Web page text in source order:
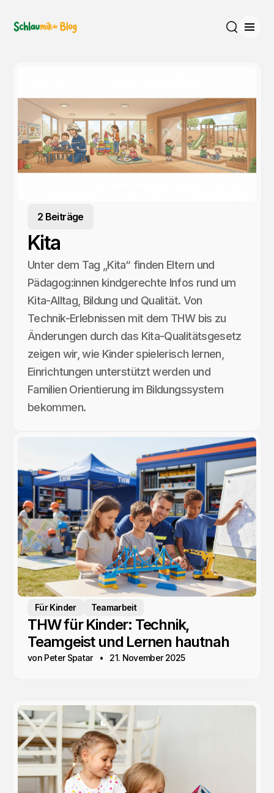
2 Beiträge
Kita
Unter dem Tag „Kita“ finden Eltern und
Pädagog:innen kindgerechte Infos rund um
Kita-Alltag, Bildung und Qualität. Von
Technik-Erlebnissen mit dem THW bis zu
Änderungen durch das Kita-Qualitätsgesetz
zeigen wir, wie Kinder spielerisch lernen,
Einrichtungen unterstützt werden und
Familien Orientierung im Bildungssystem
bekommen.
Für Kinder Teamarbeit
THW für Kinder: Technik,
Teamgeist und Lernen hautnah
von Peter Spatar 21. November 2025